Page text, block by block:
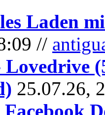
Laden
//
Lovedrive
25.07.26,
Facebook